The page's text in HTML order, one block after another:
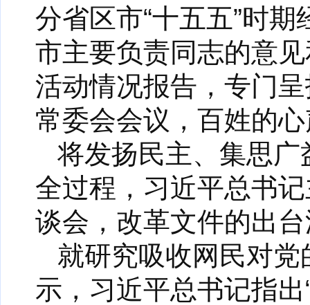
分省区市“十五五”时
市主要负责同志的意
活动情况报告，专门
常委会会议，百姓的
将发扬民主、集思
全过程，习近平总书
谈会，改革文件的出
就研究吸收网民对
示，习近平总书记指